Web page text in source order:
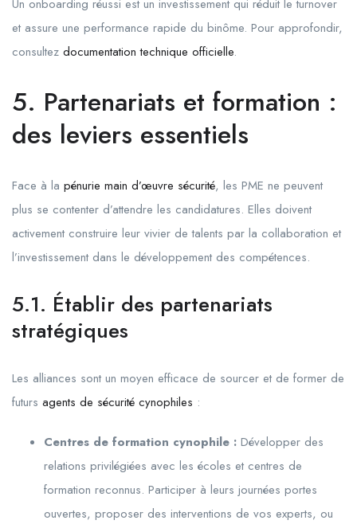
Un onboarding réussi est un investissement qui réduit le turnover
et assure une performance rapide du binôme. Pour approfondir,
consultez documentation technique officielle.
5. Partenariats et formation :
des leviers essentiels
Face à la pénurie main d’œuvre sécurité, les PME ne peuvent
plus se contenter d’attendre les candidatures. Elles doivent
activement construire leur vivier de talents par la collaboration et
l’investissement dans le développement des compétences.
5.1. Établir des partenariats
stratégiques
Les alliances sont un moyen efficace de sourcer et de former de
futurs agents de sécurité cynophiles :
Centres de formation cynophile : Développer des
relations privilégiées avec les écoles et centres de
formation reconnus. Participer à leurs journées portes
ouvertes, proposer des interventions de vos experts, ou